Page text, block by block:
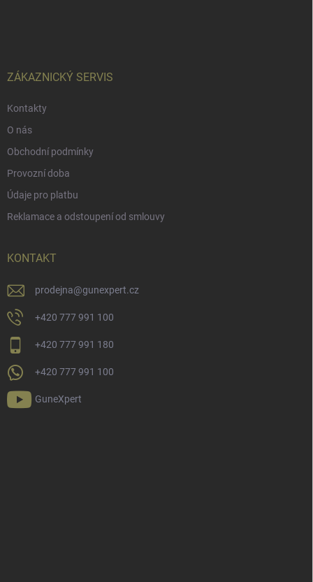
ZÁKAZNICKÝ SERVIS
Kontakty
O nás
Obchodní podmínky
Provozní doba
Údaje pro platbu
Reklamace a odstoupení od smlouvy
KONTAKT
prodejna@gunexpert.cz
+420 777 991 100
+420 777 991 180
+420 777 991 100
GuneXpert